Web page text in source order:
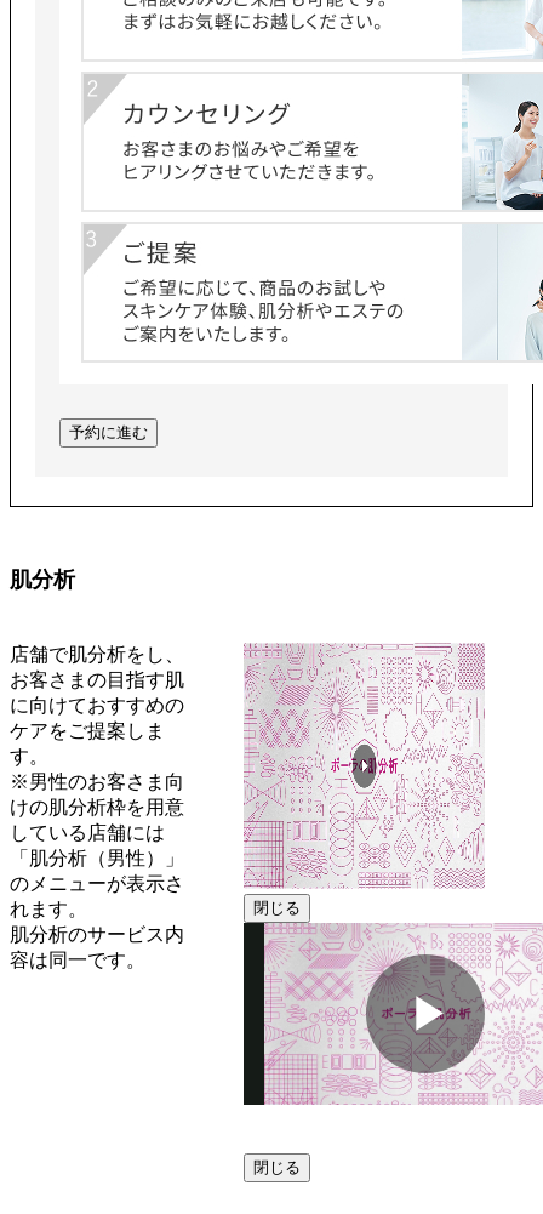
予約に進む
肌分析
店舗で肌分析をし、
お客さまの目指す肌
に向けておすすめの
ケアをご提案しま
す。
※男性のお客さま向
けの肌分析枠を用意
している店舗には
「肌分析（男性）」
のメニューが表示さ
れます。
肌分析のサービス内
容は同一です。
閉じる
動
閉じる